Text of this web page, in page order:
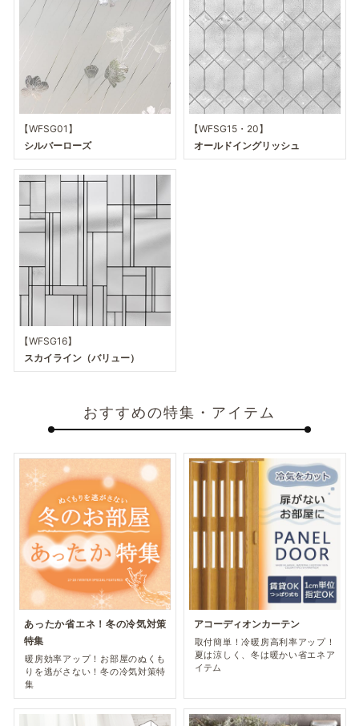
【WFSG01】
シルバーローズ
【WFSG15・20】
オールドイングリッシュ
【WFSG16】
スカイライン（バリュー）
おすすめの特集・アイテム
あったか省エネ！冬の冷気対策
特集
暖房効率アップ！お部屋のぬくも
りを逃がさない！冬の冷気対策特
集
アコーディオンカーテン
取付簡単！冷暖房高利率アップ！
夏は涼しく、冬は暖かい省エネア
イテム